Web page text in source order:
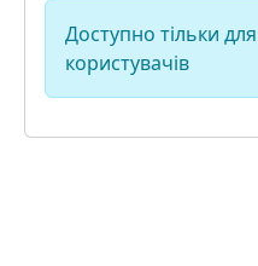
Доступно тільки
користувачів